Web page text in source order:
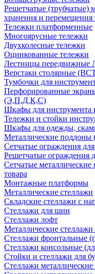
Решетчатые (трубчатые)
хранения и перемещения
Тележки платформенные
Многоярусные тележки
Двухколесные тележки
Оцинкованные тележки
Лестницы передвижные
Верстаки столярные
Тумбочки для
Перфорированные
(Э,П,Д,К,С)
Шкафы для
Тележки и стойки
Шкафы для одежды,
Металлические поддоны
Сетчатые ограждения
Решетчатые ограждения
Сетчатые
товара
Монтажные платформы
Металлические стеллажи
Складские стеллажи с
Стеллажи для шин
Стеллажи лофт
Металлические стеллажи
Стеллажи фронтальные
Стеллажи консольные
Стойки и стеллажи для
Стеллажи